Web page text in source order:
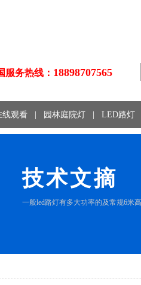
服务热线： 18898707565
线观看 园林庭院灯 LED路灯
技术文摘
一般led路灯有多大功率的及常规6米